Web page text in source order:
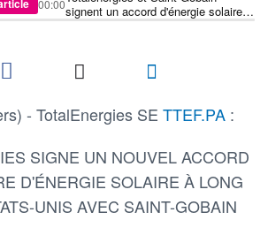
signent un accord d'énergie solaire
au Texas
00:00
- TotalEnergies SE TTEF.PA :
SIGNE UN NOUVEL ACCORD
D'ÉNERGIE SOLAIRE À LONG
UNIS AVEC SAINT-GOBAIN